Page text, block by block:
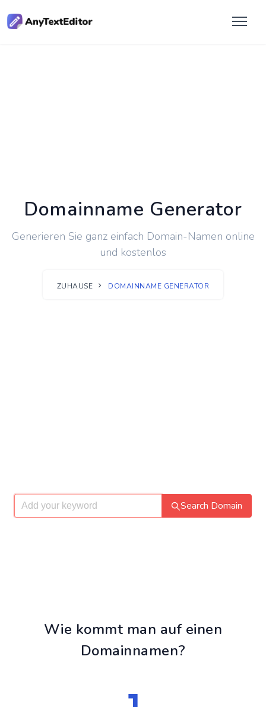
Domainname Generator
Generieren Sie ganz einfach Domain-Namen online
und kostenlos
ZUHAUSE DOMAINNAME GENERATOR
Search Domain
Wie kommt man auf einen
Domainnamen?